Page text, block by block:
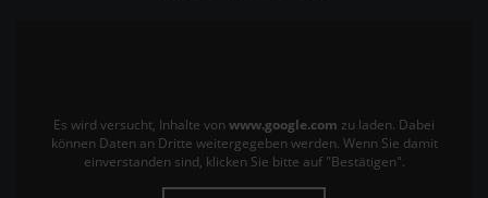
Es wird versucht, Inhalte von www.google.com zu laden. Dabei
können Daten an Dritte weitergegeben werden. Wenn Sie damit
einverstanden sind, klicken Sie bitte auf "Bestätigen".